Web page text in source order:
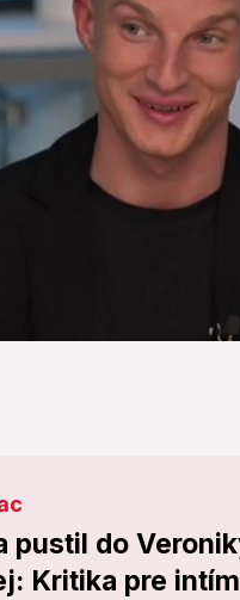
pustil do
Kritika pre